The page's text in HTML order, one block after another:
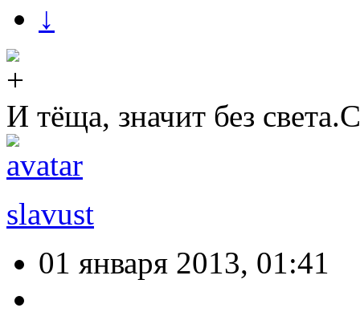
↓
И тёща, значит без
slavust
01 января 2013, 01:41